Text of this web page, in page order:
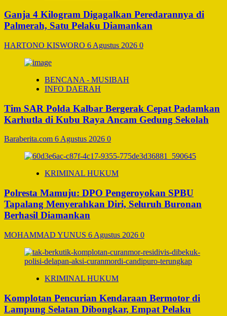
Ganja 4 Kilogram Digagalkan Peredarannya di
Palmerah, Satu Pelaku Diamankan
HARTONO KISWORO 6 Agustus 2026 0
BENCANA - MUSIBAH
INFO DAERAH
Tim SAR Polda Kalbar Bergerak Cepat Padamkan
Karhutla di Kubu Raya Ancam Gedung Sekolah
Baraberita.com 6 Agustus 2026 0
KRIMINAL HUKUM
Polresta Mamuju: DPO Pengeroyokan SPBU
Tapalang Menyerahkan Diri, Seluruh Buronan
Berhasil Diamankan
MOHAMMAD YUNUS 6 Agustus 2026 0
KRIMINAL HUKUM
Komplotan Pencurian Kendaraan Bermotor di
Lampung Selatan Dibongkar, Empat Pelaku